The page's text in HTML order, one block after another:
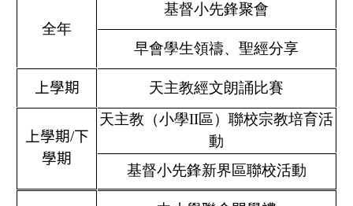
全年
基督小先鋒聚會
早會學生領禱、聖經分享
上學期 天主教經文朗誦比賽
上學期/下
學期
天主教（小學II區）聯校宗教培育活
動
基督小先鋒新界區聯校活動